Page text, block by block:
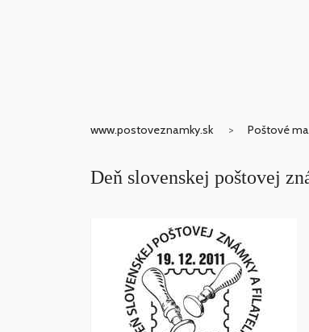
www.postoveznamky.sk Poštové
Deň slovenskej poštovej